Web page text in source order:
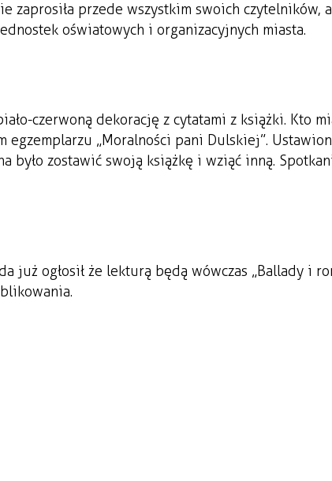
zaprosiła przede wszystkim swoich czytelników,
oświatowych i organizacyjnych miasta.
czerwoną dekorację z cytatami z książki. Kto
egzemplarzu „Moralności pani Dulskiej”.
było zostawić swoją książkę i wziąć inną.
już ogłosił że lekturą będą wówczas „Ballady i